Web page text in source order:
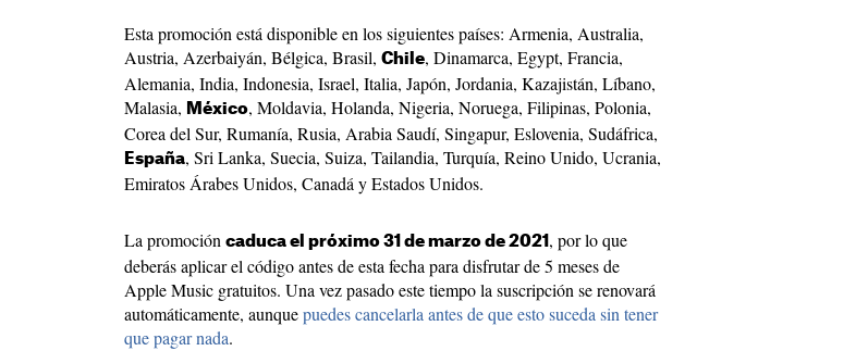
Esta promoción está disponible en los siguientes países: Armenia, Australia,
Austria, Azerbaiyán, Bélgica, Brasil, Chile, Dinamarca, Egypt, Francia,
Alemania, India, Indonesia, Israel, Italia, Japón, Jordania, Kazajistán, Líbano,
Malasia, México, Moldavia, Holanda, Nigeria, Noruega, Filipinas, Polonia,
Corea del Sur, Rumanía, Rusia, Arabia Saudí, Singapur, Eslovenia, Sudáfrica,
España, Sri Lanka, Suecia, Suiza, Tailandia, Turquía, Reino Unido, Ucrania,
Emiratos Árabes Unidos, Canadá y Estados Unidos.
La promoción caduca el próximo 31 de marzo de 2021 , por lo que
deberás aplicar el código antes de esta fecha para disfrutar de 5 meses de
Apple Music gratuitos. Una vez pasado este tiempo la suscripción se renovará
automáticamente, aunquepuedes cancelarla antes de que esto suceda sin tener
que pagar nada.